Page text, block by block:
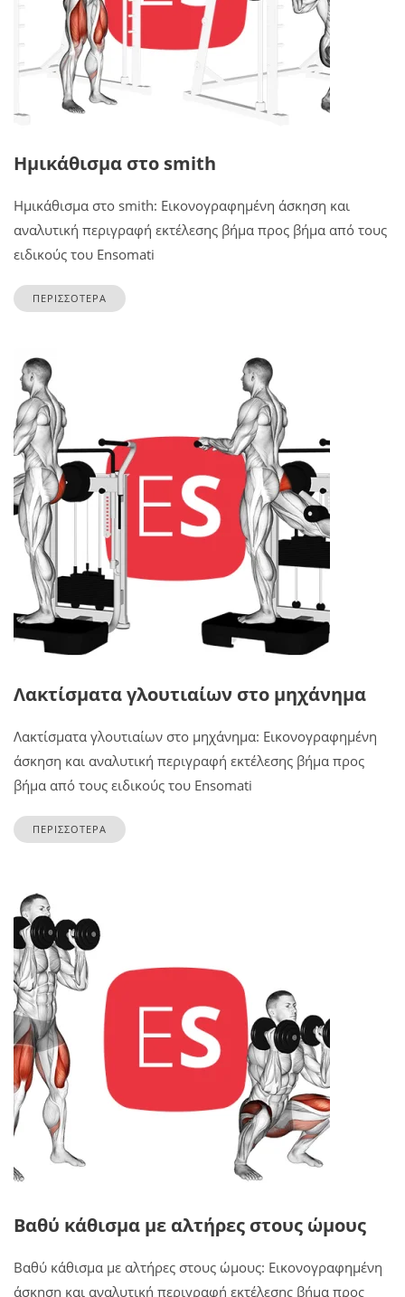
Ημικάθισμα στο smith
Ημικάθισμα στο smith: Εικονογραφημένη άσκηση και
αναλυτική περιγραφή εκτέλεσης βήμα προς βήμα από τους
ειδικούς του Ensomati
ΠΕΡΙΣΣΟΤΕΡΑ
Λακτίσματα γλουτιαίων στο μηχάνημα
Λακτίσματα γλουτιαίων στο μηχάνημα: Εικονογραφημένη
άσκηση και αναλυτική περιγραφή εκτέλεσης βήμα προς
βήμα από τους ειδικούς του Ensomati
ΠΕΡΙΣΣΟΤΕΡΑ
Βαθύ κάθισμα με αλτήρες στους ώμους
Βαθύ κάθισμα με αλτήρες στους ώμους: Εικονογραφημένη
άσκηση και αναλυτική περιγραφή εκτέλεσης βήμα προς